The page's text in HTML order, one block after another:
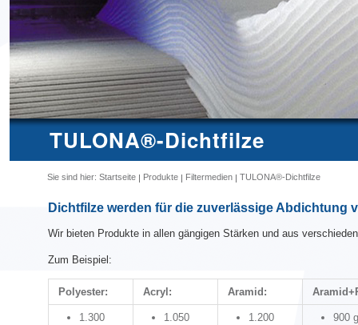
zur
Navigation
TULONA®-Dichtfilze
Sie sind hier: Startseite Produkte Filtermedien TULONA®-Dichtfilze
Dichtfilze werden für die zuverlässige Abdichtung
Wir bieten Produkte in allen gängigen Stärken und aus
Zum Beispiel:
Polyester: Acryl: Aramid:
1.300
1.050
1.200
900